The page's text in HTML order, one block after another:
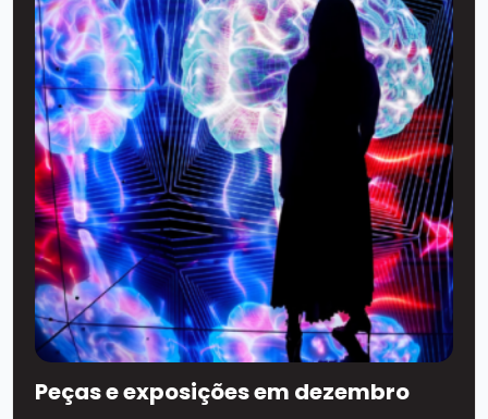
Peças e exposições em dezembro